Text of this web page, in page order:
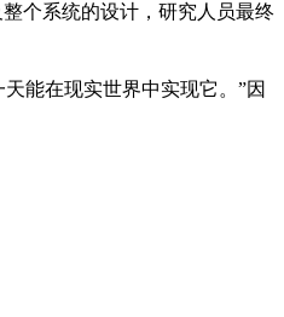
个系统的设计，研究人员最终
能在现实世界中实现它。”因